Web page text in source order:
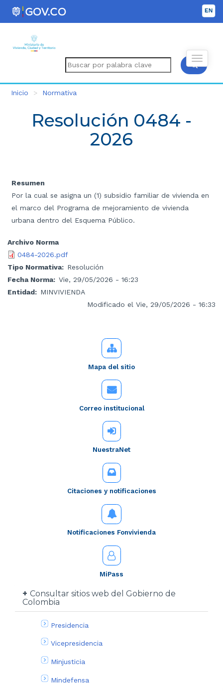
Inicio Normativa
Resolución 0484 -
2026
Resumen
Por la cual se asigna un (1) subsidio familiar de vivienda en
el marco del Programa de mejoramiento de vivienda
urbana dentro del Esquema Público.
Archivo Norma
0484-2026.pdf
Tipo Normativa
Resolución
Fecha Norma
Vie, 29/05/2026 - 16:23
Entidad
MINVIVIENDA
Modificado el Vie, 29/05/2026 - 16:33
Mapa del sitio
Correo institucional
NuestraNet
Citaciones y notificaciones
Notificaciones Fonvivienda
MiPass
Consultar sitios web del Gobierno de
Colombia
Presidencia
Vicepresidencia
Minjusticia
Mindefensa